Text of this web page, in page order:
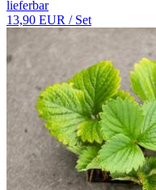
lieferbar
13,90 EUR / Set